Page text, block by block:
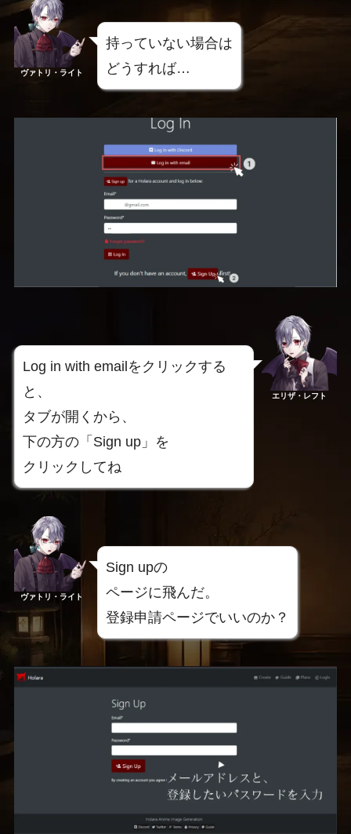
ヴァトリ・ライト
持っていない場合は
どうすれば…
Log in with emailをクリックする
と、
タブが開くから、
下の方の「Sign up」を
クリックしてね
エリザ・レフト
ヴァトリ・ライト
Sign upの
ページに飛んだ。
登録申請ページでいいのか？